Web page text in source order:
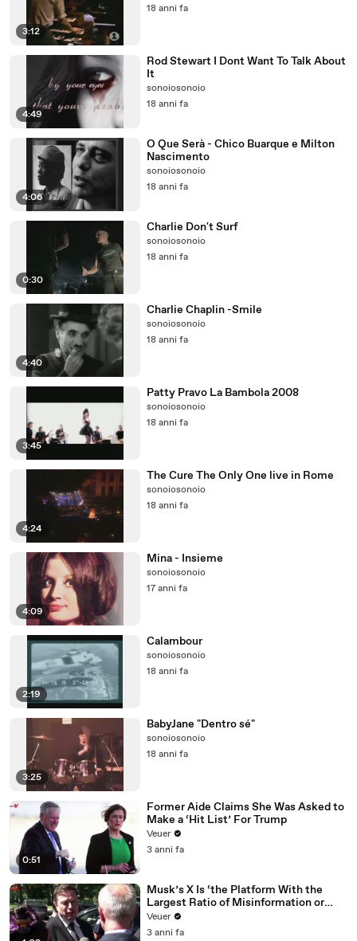
3:12
18 anni fa
4:49
Rod Stewart I Dont Want To Talk About
It
sonoiosonoio
18 anni fa
4:06
O Que Serà - Chico Buarque e Milton
Nascimento
sonoiosonoio
18 anni fa
0:30
Charlie Don't Surf
sonoiosonoio
18 anni fa
4:40
Charlie Chaplin -Smile
sonoiosonoio
18 anni fa
3:45
Patty Pravo La Bambola 2008
sonoiosonoio
18 anni fa
4:24
The Cure The Only One live in Rome
sonoiosonoio
18 anni fa
4:09
Mina - Insieme
sonoiosonoio
17 anni fa
2:19
Calambour
sonoiosonoio
18 anni fa
3:25
BabyJane "Dentro sé"
sonoiosonoio
18 anni fa
0:51
Former Aide Claims She Was Asked to
Make a ‘Hit List’ For Trump
Veuer
3 anni fa
Musk’s X Is ‘the Platform With the
Largest Ratio of Misinformation or
Disinformation’ Amongst All Social
Media Platforms
Veuer
3 anni fa